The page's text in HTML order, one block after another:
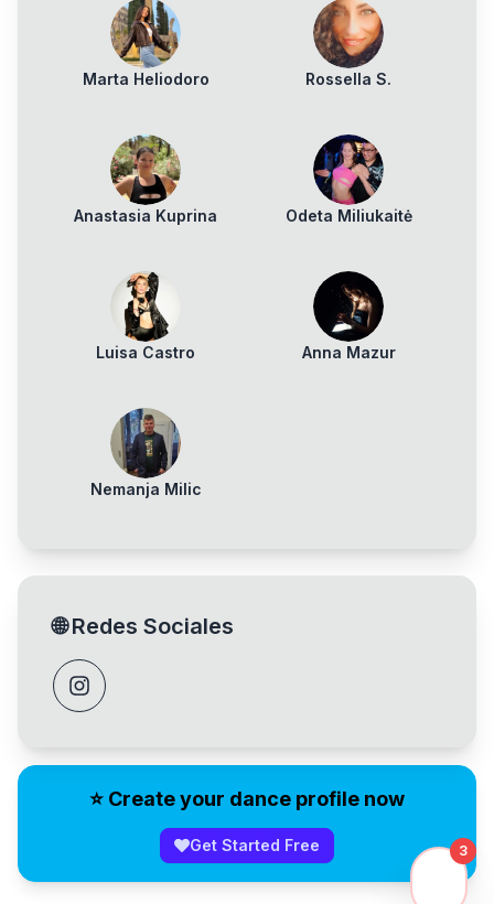
Marta Heliodoro Rossella S.
Anastasia Kuprina Odeta Miliukaitė
Luisa Castro Anna Mazur
Nemanja Milic
🌐Redes Sociales
⭐️ Create your dance profile now
Get Started Free 3